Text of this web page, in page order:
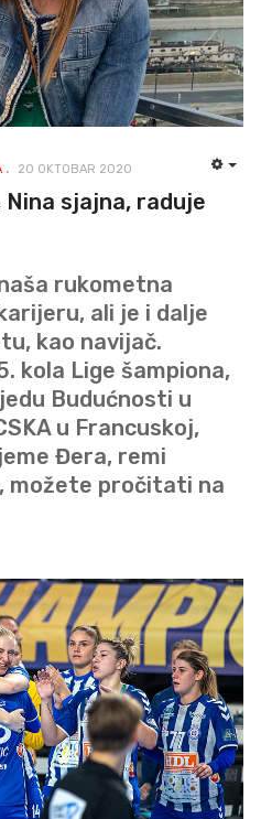
20 OKTOBAR 2020
sjajna, raduje
rukometna
ali je i dalje
kao navijač.
kola Lige šampiona,
Budućnosti u
u Francuskoj,
Đera, remi
možete pročitati na